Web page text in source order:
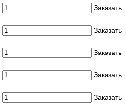
Заказать
Заказать
Заказать
Заказать
Заказать